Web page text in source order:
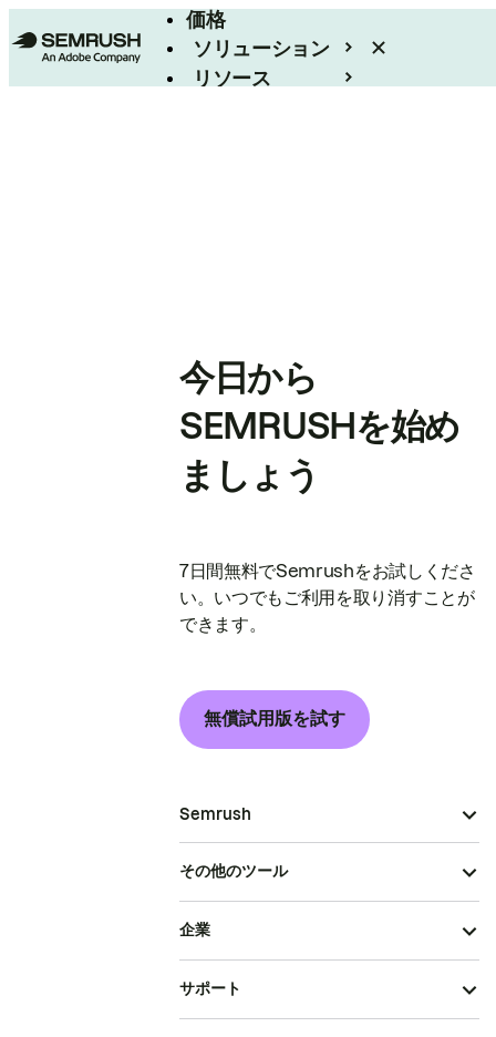
価格
ソリューション
リソース
今日から
SEMRUSHを始め
ましょう
7日間無料でSemrushをお試しくださ
い。いつでもご利用を取り消すことが
できます。
無償試用版を試す
Semrush
その他のツール
企業
サポート